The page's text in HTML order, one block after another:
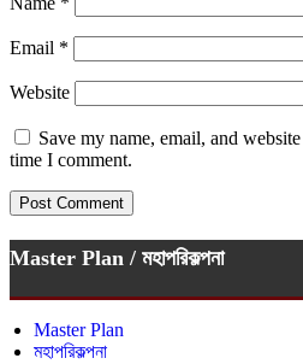
Email *
Website
Save my name, email, and
time I comment.
Master Plan / মহাপরিকল্পনা
Master Plan
মহাপরিকল্পনা